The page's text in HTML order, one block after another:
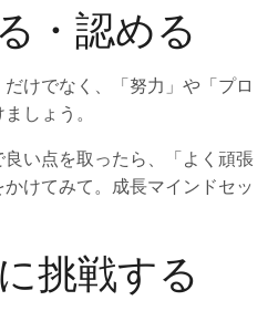
・認める
けでなく、「努力」や「プロ
しょう。
い点を取ったら、「よく頑張
けてみて。成長マインドセッ
挑戦する